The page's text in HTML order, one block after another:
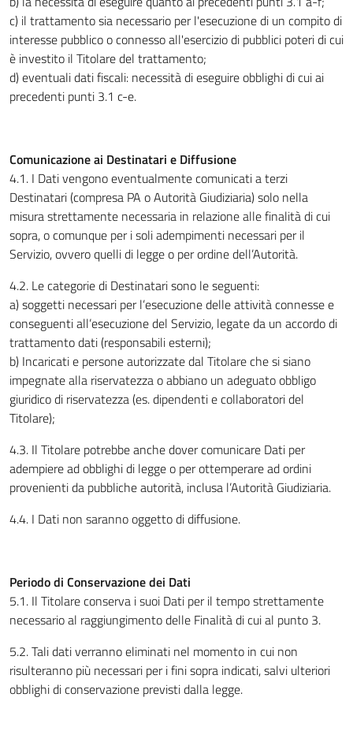
c) il trattamento sia necessario per l'esecuzione di un compito di
interesse pubblico o connesso all'esercizio di pubblici poteri di cui
è investito il Titolare del trattamento;
d) eventuali dati fiscali: necessità di eseguire obblighi di cui ai
precedenti punti 3.1 c-e.
Comunicazione ai Destinatari e Diffusione
4.1. I Dati vengono eventualmente comunicati a terzi
Destinatari (compresa PA o Autorità Giudiziaria) solo nella
misura strettamente necessaria in relazione alle finalità di cui
sopra, o comunque per i soli adempimenti necessari per il
Servizio, ovvero quelli di legge o per ordine dell’Autorità.
4.2. Le categorie di Destinatari sono le seguenti:
a) soggetti necessari per l’esecuzione delle attività connesse e
conseguenti all’esecuzione del Servizio, legate da un accordo di
trattamento dati (responsabili esterni);
b) Incaricati e persone autorizzate dal Titolare che si siano
impegnate alla riservatezza o abbiano un adeguato obbligo
giuridico di riservatezza (es. dipendenti e collaboratori del
Titolare);
4.3. Il Titolare potrebbe anche dover comunicare Dati per
adempiere ad obblighi di legge o per ottemperare ad ordini
provenienti da pubbliche autorità, inclusa l’Autorità Giudiziaria.
4.4. I Dati non saranno oggetto di diffusione.
Periodo di Conservazione dei Dati
5.1. Il Titolare conserva i suoi Dati per il tempo strettamente
necessario al raggiungimento delle Finalità di cui al punto 3.
5.2. Tali dati verranno eliminati nel momento in cui non
risulteranno più necessari per i fini sopra indicati, salvi ulteriori
obblighi di conservazione previsti dalla legge.